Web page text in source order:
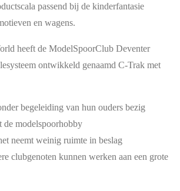
passend bij de kinderfantasie
en wagens.
heeft de ModelSpoorClub Deventer
ontwikkeld genaamd C-Trak met
begeleiding van hun ouders bezig
de modelspoorhobby
neemt weinig ruimte in beslag
clubgenoten kunnen werken aan een grote